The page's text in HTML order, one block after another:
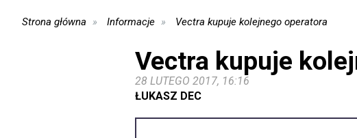
Strona główna Informacje Vectra kupuje kolejnego operatora
Vectra kupuje
28 LUTEGO 2017, 16:16
ŁUKASZ DEC